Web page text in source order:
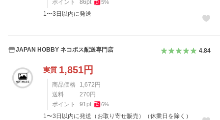
ポイント
86pt 5%
1〜3日以内に発送
JAPAN HOBBY ネコポス配送専門店 4.84
実質 1,851円
商品価格 1,672 円
送料
270 円
ポイント
91pt 6%
1〜3日以内に発送（お取り寄せ販売）（休業日を除く）